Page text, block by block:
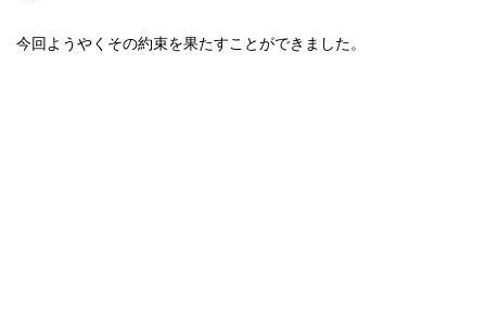
今回ようやくその約束を果たすことができました。